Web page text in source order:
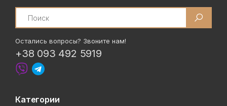
Search
Остались вопросы? Звоните нам!
+38 093 492 5919
Категории